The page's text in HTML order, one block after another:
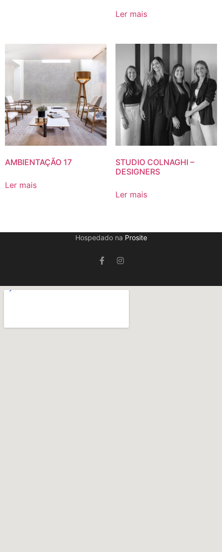
Ler mais
AMBIENTAÇÃO 17
Ler mais
STUDIO COLNAGHI –
DESIGNERS
Ler mais
Hospedado na Prosite